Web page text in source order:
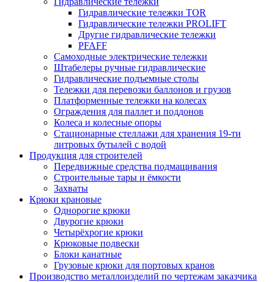
Гидравлические тележки TOR
Гидравлические тележки PROLIFT
Другие гидравлические тележки
PFAFF
Самоходные электрические тележки
Штабелеры ручные гидравлические
Гидравлические подъемные столы
Тележки для перевозки баллонов и грузов
Платформенные тележки на колесах
Ограждения для паллет и поддонов
Колеса и колесные опоры
Стационарные стеллажи для хранения 19-ти
литровых бутылей с водой
Продукция для строителей
Передвижные средства подмащивания
Строительные тары и ёмкости
Захваты
Крюки крановые
Однорогие крюки
Двурогие крюки
Четырёхрогие крюки
Крюковые подвески
Блоки канатные
Грузовые крюки для портовых кранов
Производство металлоизделий по чертежам заказчика